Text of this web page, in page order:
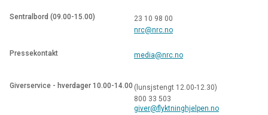
Sentralbord (09.00-15.00)
23 10 98 00
nrc@nrc.no
Pressekontakt media@nrc.no
Giverservice - hverdager 10.00-14.00 (lunsjstengt 12.00-12.30)
800 33 503
giver@flyktninghjelpen.no